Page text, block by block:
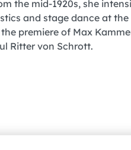
the mid-1920s, she
and stage dance at
premiere of Max
Ritter von Schrott.